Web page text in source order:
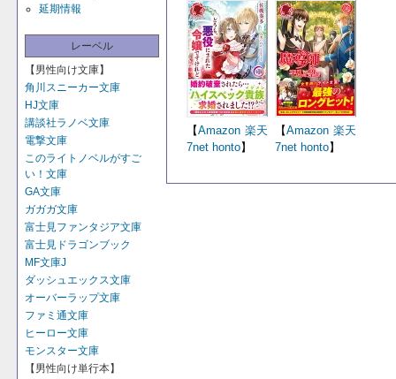
延期情報
レーベル
【男性向け文庫】
角川スニーカー文庫
HJ文庫
講談社ラノベ文庫
電撃文庫
このライトノベルがすご
い！文庫
GA文庫
ガガガ文庫
富士見ファンタジア文庫
富士見ドラゴンブック
MF文庫J
ダッシュエックス文庫
オーバーラップ文庫
ファミ通文庫
ヒーロー文庫
モンスター文庫
【男性向け単行本】
【Amazon 楽天
7net honto】
【Amazon 楽天
7net honto】